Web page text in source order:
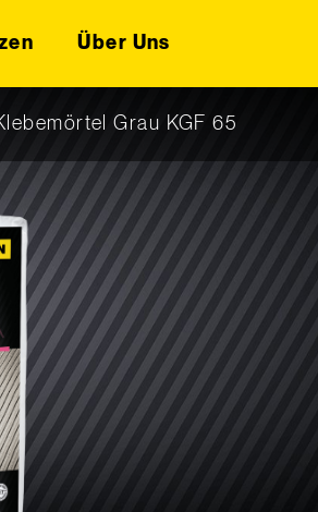
Über Uns
Grau KGF 65